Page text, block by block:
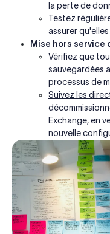
la perte de
Testez
assurer
Mise hors service
Vérifiez que
sauvegardées
processus de
Suivez les
Exchange, en
nouvelle